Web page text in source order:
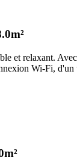
et relaxant.
Wi-Fi,